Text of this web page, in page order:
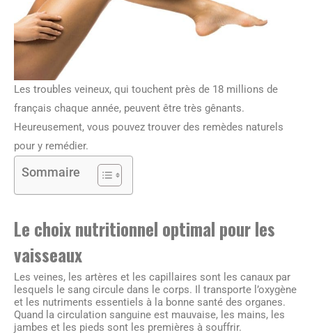
Les troubles veineux, qui touchent près de 18 millions de
français chaque année, peuvent être très gênants.
Heureusement, vous pouvez trouver des remèdes naturels
pour y remédier.
Sommaire
Le choix nutritionnel optimal pour les
vaisseaux
Les veines, les artères et les capillaires sont les canaux par
lesquels le sang circule dans le corps. Il transporte l’oxygène
et les nutriments essentiels à la bonne santé des organes.
Quand la circulation sanguine est mauvaise, les mains, les
jambes et les pieds sont les premières à souffrir.